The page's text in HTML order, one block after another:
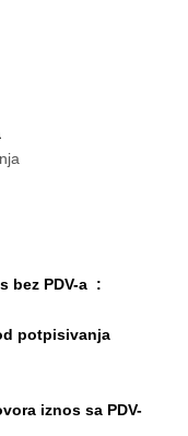
bez PDV-a :
potpisivanja
iznos sa PDV-